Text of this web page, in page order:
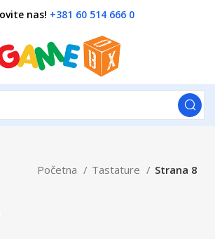
nas! +381 60 514 666 0
Početna Tastature Strana 8